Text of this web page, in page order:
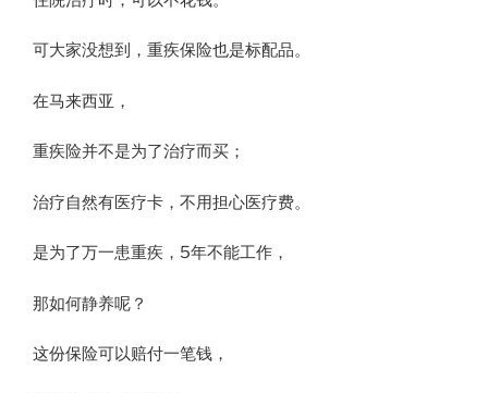
可大家没想到，重疾保险也是标配品。
在马来西亚，
重疾险并不是为了治疗而买；
治疗自然有医疗卡，不用担心医疗费。
是为了万一患重疾，5年不能工作，
那如何静养呢？
这份保险可以赔付一笔钱，